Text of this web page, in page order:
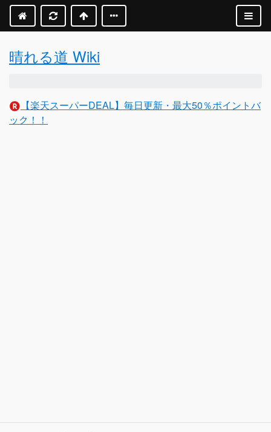
晴れる道 Wiki
【楽天スーパーDEAL】毎日更新・最大50％ポイントバ
ック！！